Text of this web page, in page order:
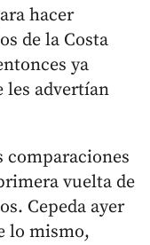
hacer
de la Costa
ya
les advertían
comparaciones
vuelta de
Cepeda ayer
lo mismo,